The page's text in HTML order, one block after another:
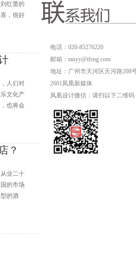
红蕾的
，很好
人们对
文化产
也将会
？
业二十
的市场
的酒
电话：020-85276220
邮箱：tanyy@ifeng.com
地址：广州市天河区天河路208
2601凤凰新媒体
凤凰设计微信：请扫以下二维码